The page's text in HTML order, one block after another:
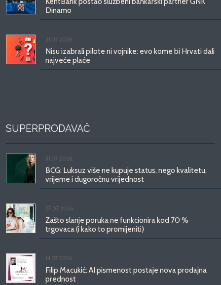
Dinamo
21.07.2026.
Nisu izabrali pilote ni vojnike: evo kome bi Hrvati dali
najveće plaće
SUPERPRODAVAČ
31.07.2026.
BCG: Luksuz više ne kupuje status, nego kvalitetu,
vrijeme i dugoročnu vrijednost
27.07.2026.
Zašto slanje poruka ne funkcionira kod 70 %
trgovaca (i kako to promijeniti)
14.07.2026.
Filip Macukić: AI pismenost postaje nova prodajna
prednost